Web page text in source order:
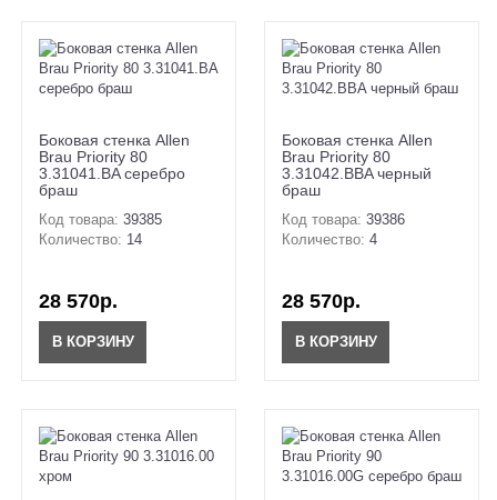
Боковая стенка Allen
Brau Priority 80
3.31041.BA серебро
браш
Код товара: 39385
Количество: 14
28 570р.
В КОРЗИНУ
Боковая стенка Allen
Brau Priority 80
3.31042.BBA черный
браш
Код товара: 39386
Количество: 4
28 570р.
В КОРЗИНУ